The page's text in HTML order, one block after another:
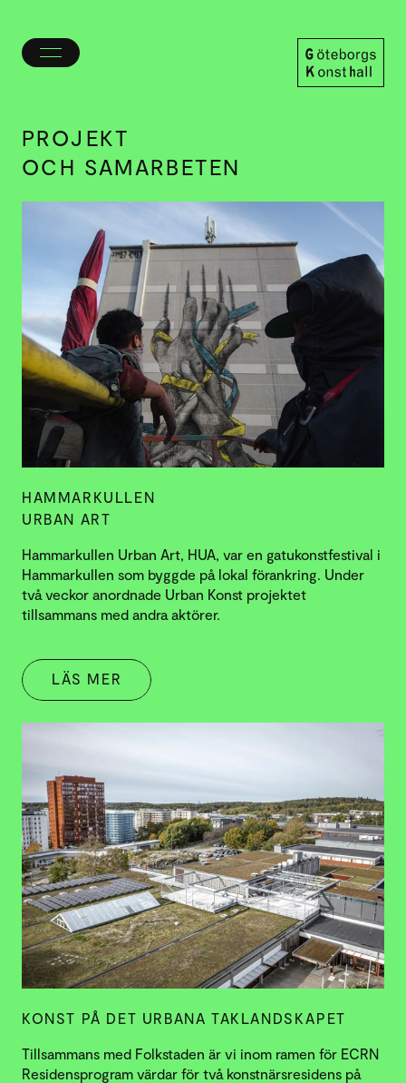
Öppna/stäng
PROJEKT
OCH SAMARBETEN
HAMMARKULLEN
URBAN ART
Hammarkullen Urban Art, HUA, var en gatukonstfestival i
Hammarkullen som byggde på lokal förankring. Under
två veckor anordnade Urban Konst projektet
tillsammans med andra aktörer.
LÄS MER
KONST PÅ DET URBANA TAKLANDSKAPET
Tillsammans med Folkstaden är vi inom ramen för ECRN
Residensprogram värdar för två konstnärsresidens på